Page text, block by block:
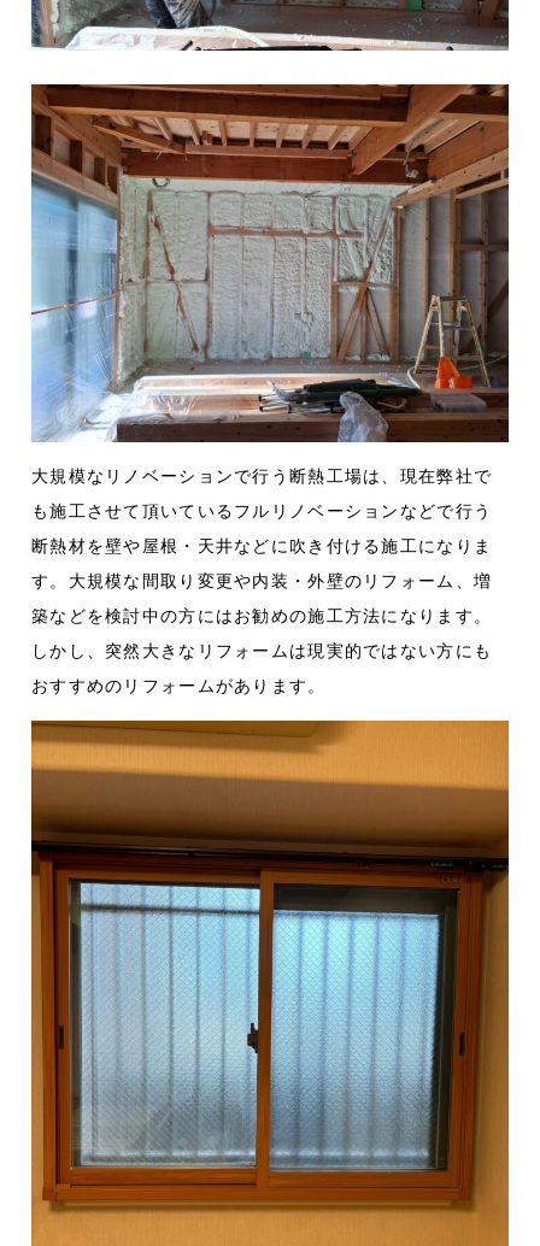
大規模なリノベーションで行う断熱工場は、現在弊社で
も施工させて頂いているフルリノベーションなどで行う
断熱材を壁や屋根・天井などに吹き付ける施工になりま
す。大規模な間取り変更や内装・外壁のリフォーム、増
築などを検討中の方にはお勧めの施工方法になります。
しかし、突然大きなリフォームは現実的ではない方にも
おすすめのリフォームがあります。